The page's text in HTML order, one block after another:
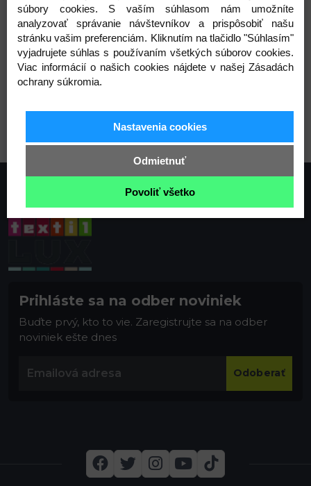
Varianty
Prihláste sa na odber noviniek
Buďte prvý, kto to vie. Zaregistrujte sa na odber
noviniek ešte dnes
Odoberať
súbory cookies. S vaším súhlasom nám umožníte
analyzovať správanie návštevníkov a prispôsobiť našu
stránku vašim preferenciám. Kliknutím na tlačidlo "Súhlasím"
vyjadrujete súhlas s používaním všetkých súborov cookies.
Viac informácií o našich cookies nájdete v našej Zásadách
ochrany súkromia.
Nastavenia cookies
Odmietnuť
Povoliť všetko